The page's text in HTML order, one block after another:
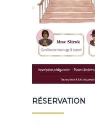
RÉSERVATION